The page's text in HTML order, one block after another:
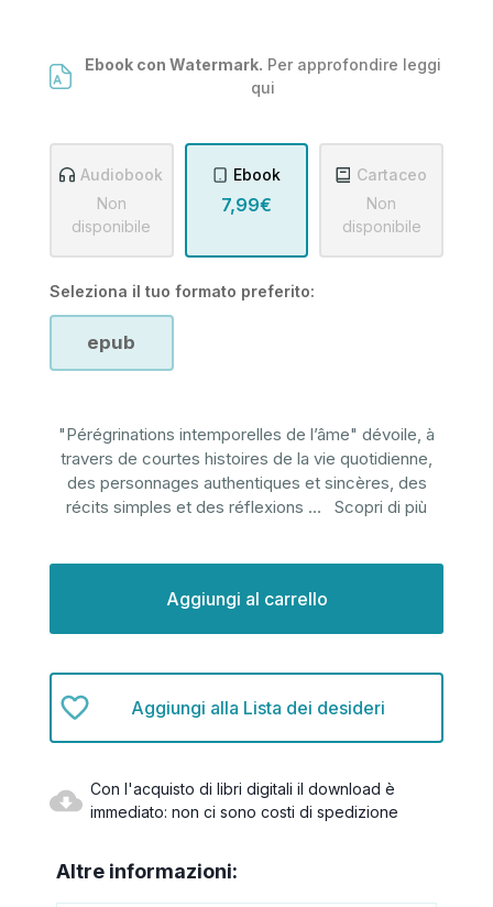
Ebook con Watermark. Per approfondire leggi
qui
Audiobook
Non
disponibile
Ebook
7,99€
Cartaceo
Non
disponibile
Seleziona il tuo formato preferito:
epub
"Pérégrinations intemporelles de l’âme" dévoile, à
travers de courtes histoires de la vie quotidienne,
des personnages authentiques et sincères, des
récits simples et des réflexions ... Scopri di più
Aggiungi alla Lista dei desideri
Con l'acquisto di libri digitali il download è
immediato: non ci sono costi di spedizione
Altre informazioni: